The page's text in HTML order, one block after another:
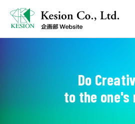
Do
to the one's